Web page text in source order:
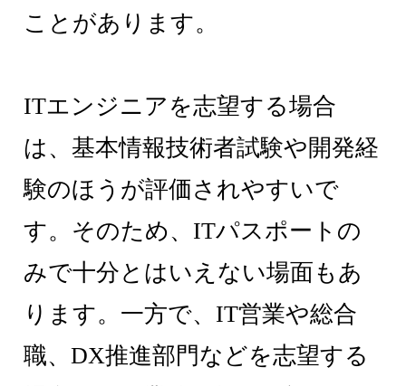
ことがあります。
ITエンジニアを志望する場合
は、基本情報技術者試験や開発経
験のほうが評価されやすいで
す。そのため、ITパスポートの
みで十分とはいえない場面もあ
ります。一方で、IT営業や総合
職、DX推進部門などを志望する